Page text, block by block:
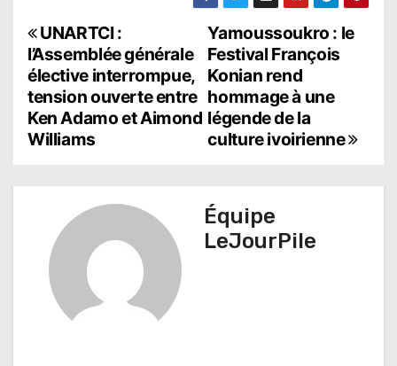
N
a
v
i
Yamoussoukro : le
Festival François
Konian rend
hommage à une
légende de la
culture ivoirienne
UNARTCI :
l’Assemblée générale
élective interrompue,
tension ouverte entre
Ken Adamo et Aimond
Williams
Équipe
LeJourPile